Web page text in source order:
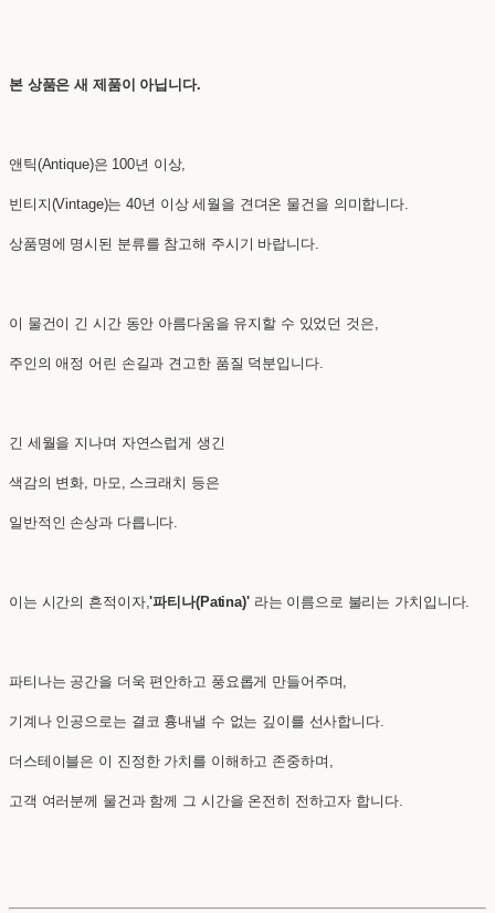
본 상품은 새 제품이 아닙니다.
앤틱(Antique)은 100년 이상,
빈티지(Vintage)는 40년 이상 세월을 견뎌온 물건을 의미합니다.
상품명에 명시된 분류를 참고해 주시기 바랍니다.
이 물건이 긴 시간 동안 아름다움을 유지할 수 있었던 것은,
주인의 애정 어린 손길과 견고한 품질 덕분입니다.
긴 세월을 지나며 자연스럽게 생긴
색감의 변화, 마모, 스크래치 등은
일반적인 손상과 다릅니다.
이는 시간의 흔적이자,'파티나(Patina)'라는 이름으로 불리는 가치입니다.
파티나는 공간을 더욱 편안하고 풍요롭게 만들어주며,
기계나 인공으로는 결코 흉내낼 수 없는 깊이를 선사합니다.
더스테이블은 이 진정한 가치를 이해하고 존중하며,
고객 여러분께 물건과 함께 그 시간을 온전히 전하고자 합니다.